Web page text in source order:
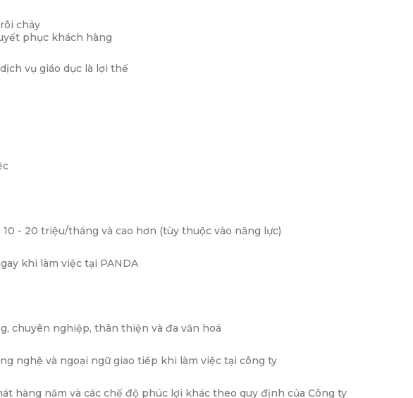
chảy
phục khách hàng
vụ giáo dục là lợi thế
- 20 triệu/tháng và cao hơn (tùy thuộc vào năng lực)
khi làm việc tại PANDA
chuyên nghiệp, thân thiện và đa văn hoá
nghệ và ngoại ngữ giao tiếp khi làm việc tại công ty
hàng năm và các chế độ phúc lợi khác theo quy định của Công ty